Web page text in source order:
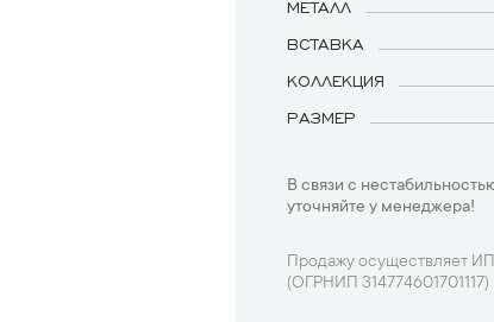
МЕТАЛЛ
ВСТАВКА
КОЛЛЕКЦИЯ
РАЗМЕР
В связи с
уточняйте у менеджера!
Продажу осуществляет
(ОГРНИП 314774601701117)